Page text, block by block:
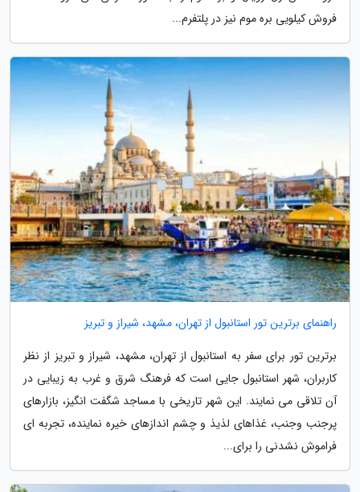
فروش کیلویی بره موم نیز در پلتفرم...
راهنمای برترین تور استانبول از تهران، مشهد، شیراز و تبریز
برترین تور برای سفر به استانبول از تهران، مشهد، شیراز و تبریز از نظر
کاربران، شهر استانبول جایی است که فرهنگ شرق و غرب به زیبایی در
آن تلاقی می نمایند. این شهر تاریخی با مساجد شگفت انگیز، بازارهای
پرجنب وجنب، غذاهای لذیذ و چشم اندازهای خیره نماینده، تجربه ای
فراموش نشدنی را برای...